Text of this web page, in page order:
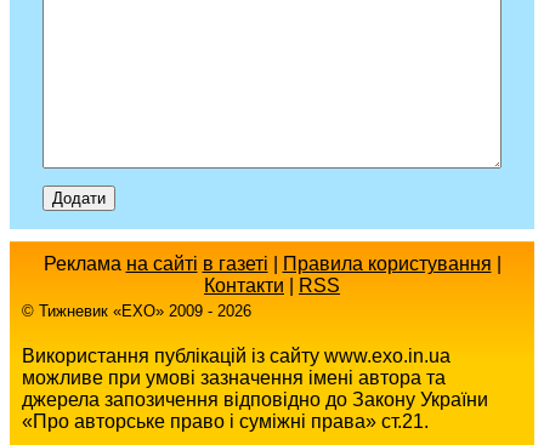
Реклама на сайті в газеті Правила користування
Контакти
RSS
© Тижневик «EХO» 2009 - 2026
Використання публікацій із сайту www.exo.in.ua
можливе при умові зазначення імені автора та
джерела запозичення відповідно до Закону України
«Про авторське право і суміжні права» ст.21.